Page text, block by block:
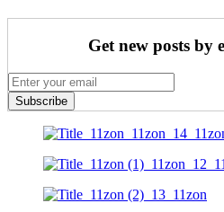
Get new posts by
Subscribe